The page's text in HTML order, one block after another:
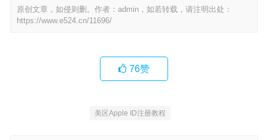
原创文章，如侵则删。作者：admin，如若转载，请注明出处：
https://www.e524.cn/11696/
76赞
美区Apple ID注册教程